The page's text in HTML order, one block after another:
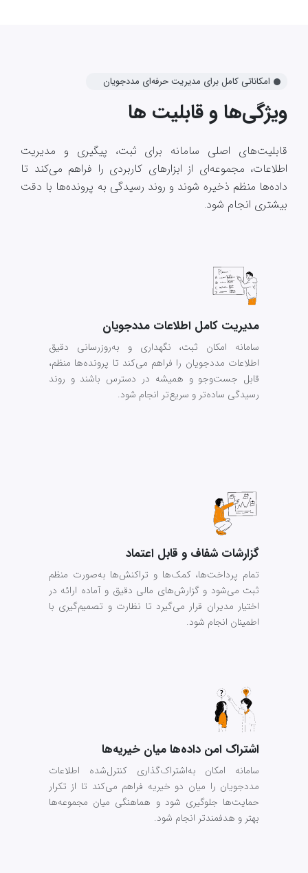
امکاناتی کامل برای مدیریت حرفه‌ای مددجویان
ویژگی‌ها و قابلیت ها
قابلیت‌های اصلی سامانه برای ثبت، پیگیری و مدیریت
اطلاعات، مجموعه‌ای از ابزارهای کاربردی را فراهم می‌کند تا
داده‌ها منظم ذخیره شوند و روند رسیدگی به پرونده‌ها با دقت
بیشتری انجام شود.
مدیریت کامل اطلاعات مددجویان
سامانه امکان ثبت، نگهداری و به‌روزرسانی دقیق
اطلاعات مددجویان را فراهم می‌کند تا پرونده‌ها منظم،
قابل جست‌وجو و همیشه در دسترس باشند و روند
رسیدگی ساده‌تر و سریع‌تر انجام شود.
گزارشات شفاف و قابل اعتماد
تمام پرداخت‌ها، کمک‌ها و تراکنش‌ها به‌صورت منظم
ثبت می‌شود و گزارش‌های مالی دقیق و آماده ارائه در
اختیار مدیران قرار می‌گیرد تا نظارت و تصمیم‌گیری با
اطمینان انجام شود.
اشتراک امن داده‌ها میان خیریه‌ها
سامانه امکان به‌اشتراک‌گذاری کنترل‌شده اطلاعات
مددجویان را میان دو خیریه فراهم می‌کند تا از تکرار
حمایت‌ها جلوگیری شود و هماهنگی میان مجموعه‌ها
بهتر و هدفمندتر انجام شود.